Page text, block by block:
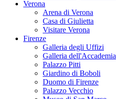
Verona
Arena di Verona
Casa di Giulietta
Visitare Verona
Firenze
Galleria degli Uffizi
Galleria dell'Accademia
Palazzo Pitti
Giardino di Boboli
Duomo di Firenze
Palazzo Vecchio